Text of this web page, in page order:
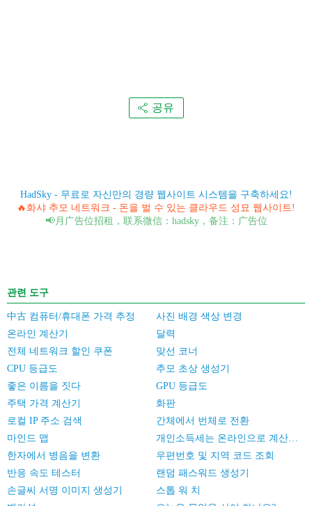
공유
HadSky - 무료로 자신만의 경량 웹사이트 시스템을 구축하세요!
🔥화샤 추모 네트워크 - 돈을 벌 수 있는 클라우드 성묘 웹사이트!
📢月广告位招租，联系微信：hadsky，备注：广告位
관련 도구
中古 컴퓨터/휴대폰 가격 추정
사진 배경 색상 변경
온라인 계산기
달력
전체 네트워크 할인 쿠폰
맞선 코너
CPU 등급도
추모 초상 생성기
좋은 이름을 짓다
GPU 등급도
주택 가격 계산기
화판
로컬 IP 주소 검색
간체에서 번체로 전환
마인드 맵
개인소득세는 온라인으로 계산한다
한자에서 병음을 변환
우편번호 및 지역 코드 조회
반응 속도 테스터
랜덤 패스워드 생성기
손글씨 서명 이미지 생성기
스톱 워 치